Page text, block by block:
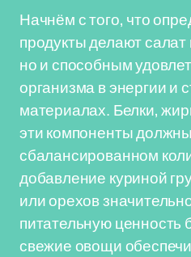
Начнём с того, что
продукты делают
но и способным
организма в энергии и
материалах. Белки,
эти компоненты
сбалансированном
добавление куриной
или орехов
питательную ценность
свежие овощи